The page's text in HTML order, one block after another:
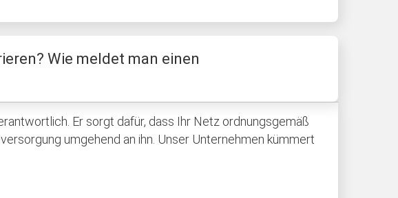
Wie meldet man einen
Er sorgt dafür, dass Ihr Netz ordnungsgemäß
umgehend an ihn. Unser Unternehmen kümmert